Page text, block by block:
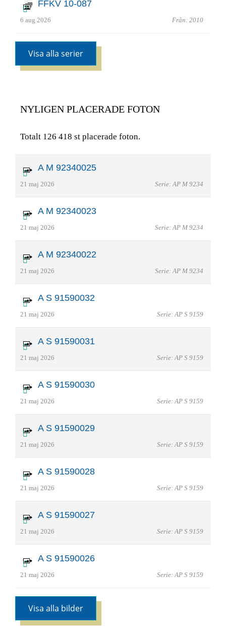
FFKV 10-087
6 aug 2026 Från: 2010
Visa alla serier
NYLIGEN PLACERADE FOTON
Totalt 126 418 st placerade foton.
A M 92340025
21 maj 2026 Serie: AP M 9234
A M 92340023
21 maj 2026 Serie: AP M 9234
A M 92340022
21 maj 2026 Serie: AP M 9234
A S 91590032
21 maj 2026 Serie: AP S 9159
A S 91590031
21 maj 2026 Serie: AP S 9159
A S 91590030
21 maj 2026 Serie: AP S 9159
A S 91590029
21 maj 2026 Serie: AP S 9159
A S 91590028
21 maj 2026 Serie: AP S 9159
A S 91590027
21 maj 2026 Serie: AP S 9159
A S 91590026
21 maj 2026 Serie: AP S 9159
Visa alla bilder